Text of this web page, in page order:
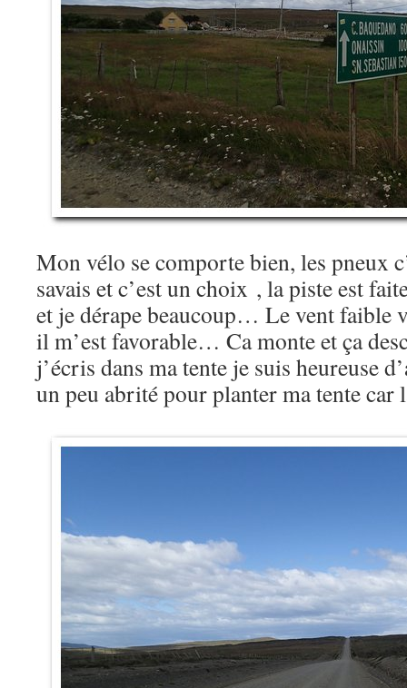
Mon vélo se comporte bien, les pneux
savais et c’est un choix , la piste est
et je dérape beaucoup… Le vent faible
il m’est favorable… Ca monte et ça
j’écris dans ma tente je suis heureuse
un peu abrité pour planter ma tente